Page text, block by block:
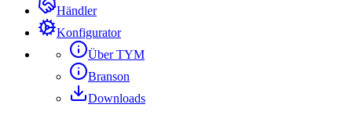
Händler
Konfigurator
Über TYM
Branson
Downloads